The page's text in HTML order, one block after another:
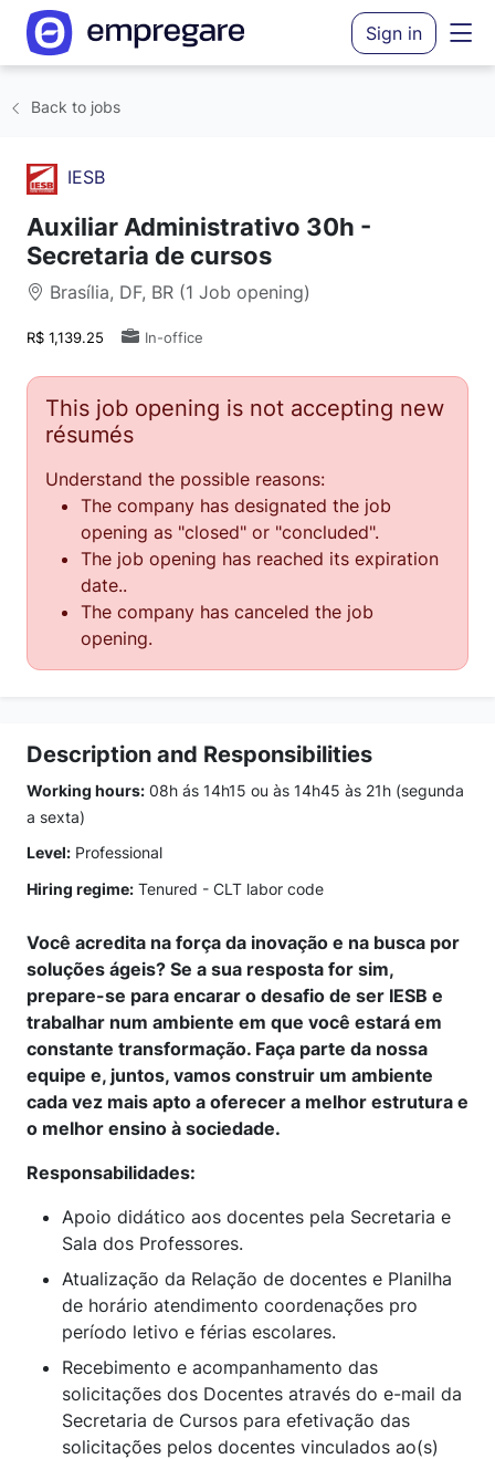
Sign in
Back to jobs
IESB
Auxiliar Administrativo 30h -
Secretaria de cursos
Brasília, DF, BR (1 Job opening)
R$ 1,139.25 In-office
This job opening is not accepting new
résumés
Understand the possible reasons:
The company has designated the job
opening as "closed" or "concluded".
The job opening has reached its expiration
date..
The company has canceled the job
opening.
Description and Responsibilities
Working hours: 08h ás 14h15 ou às 14h45 às 21h (segunda
a sexta)
Level: Professional
Hiring regime: Tenured - CLT labor code
Você acredita na força da inovação e na busca por
soluções ágeis? Se a sua resposta for sim,
prepare-se para encarar o desafio de ser IESB e
trabalhar num ambiente em que você estará em
constante transformação. Faça parte da nossa
equipe e, juntos, vamos construir um ambiente
cada vez mais apto a oferecer a melhor estrutura e
o melhor ensino à sociedade.
Responsabilidades:
Apoio didático aos docentes pela Secretaria e
Sala dos Professores.
Atualização da Relação de docentes e Planilha
de horário atendimento coordenações pro
período letivo e férias escolares.
Recebimento e acompanhamento das
solicitações dos Docentes através do e-mail da
Secretaria de Cursos para efetivação das
solicitações pelos docentes vinculados ao(s)